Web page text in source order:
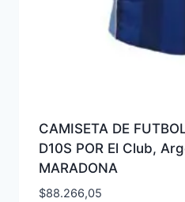
CAMISETA DE
D10S POR El Club,
MARADONA
$88.266,05